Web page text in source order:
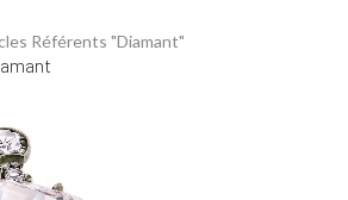
Référents "Diamant"